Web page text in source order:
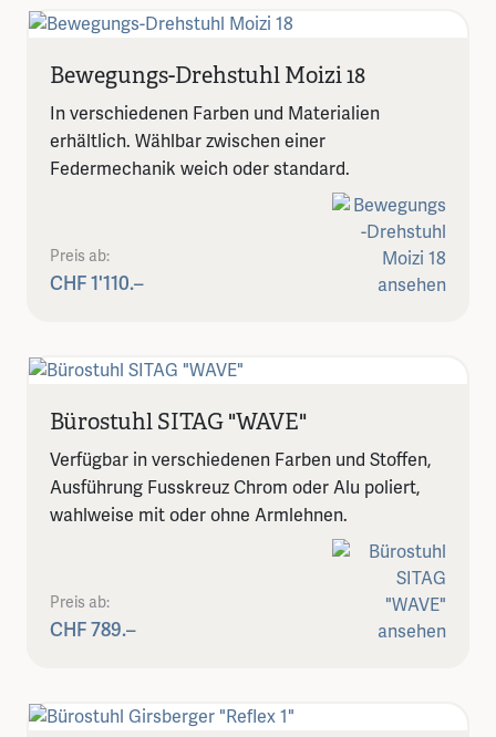
Bewegungs-Drehstuhl Moizi 18
In verschiedenen Farben und Materialien
erhältlich. Wählbar zwischen einer
Federmechanik weich oder standard.
Preis ab:
CHF 1'110.–
Bürostuhl SITAG "WAVE"
Verfügbar in verschiedenen Farben und Stoffen,
Ausführung Fusskreuz Chrom oder Alu poliert,
wahlweise mit oder ohne Armlehnen.
Preis ab:
CHF 789.–